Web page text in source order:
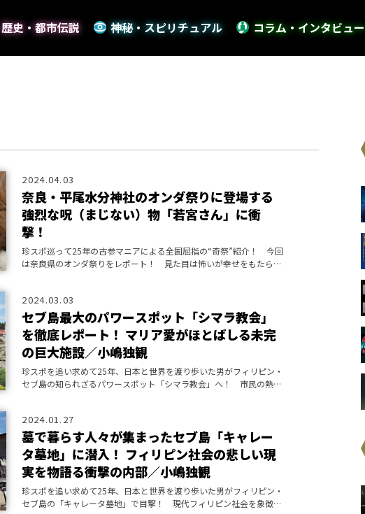
歴史・都市伝説 神秘・スピリチュアル コラム・インタビュー
2024.04.03
奈良・平尾水分神社のオンダ祭りに登場する
強烈な呪（まじない）物「若宮さん」に衝
撃！
珍スポ巡って25年の古参マニアによる全国屈指の“奇祭”紹介！ 今回
は奈良県のオンダ祭りをレポート！ 見た目は怖いが幸せをもたらす
2024.03.03
セブ島最大のパワースポット「シマラ教会」
を徹底レポート！ マリア愛がほとばしる未完
の巨大施設／小嶋独観
珍スポを追い求めて25年、日本と世界を渡り歩いた男がフィリピン・
セブ島の知られざるパワースポット「シマラ教会」へ！ 市民の熱狂
2024.01.27
墓で暮らす人々が集まったセブ島「キャレー
タ墓地」に潜入！ フィリピン社会の悲しい現
実を物語る衝撃の内部／小嶋独観
珍スポを追い求めて25年、日本と世界を渡り歩いた男がフィリピン・
セブ島の「キャレータ墓地」で目撃！ 現代フィリピン社会を象徴す